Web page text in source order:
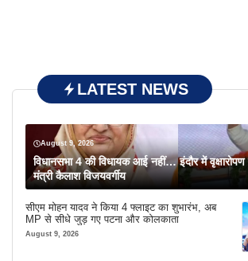
LATEST NEWS
August 9, 2026
विधानसभा 4 की विधायक आई नहीं… इंदौर में वृक्षारोपण
मंत्री कैलाश विजयवर्गीय
सीएम मोहन यादव ने किया 4 फ्लाइट का शुभारंभ, अब
MP से सीधे जुड़ गए पटना और कोलकाता
August 9, 2026